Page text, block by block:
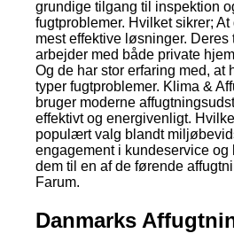
grundige tilgang til inspektion
fugtproblemer. Hvilket sikrer;
mest effektive løsninger. Deres
arbejder med både private
Og de har stor erfaring med, at
typer fugtproblemer. Klima &
bruger moderne
effektivt og energivenligt.
populært valg blandt
engagement i kundeservice og
dem til en af de førende
Farum.
Danmarks